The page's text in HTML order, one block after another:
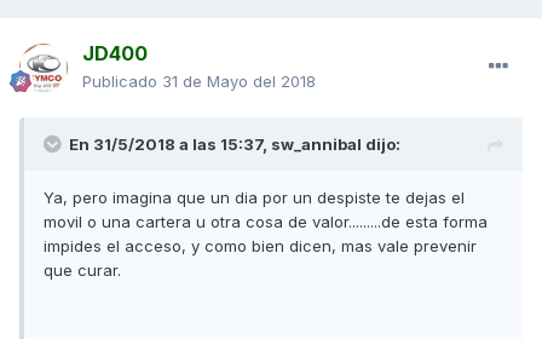
JD400
Publicado 31 de Mayo del 2018
En 31/5/2018 a las 15:37, sw_annibal dijo:
Ya, pero imagina que un dia por un despiste te dejas el
movil o una cartera u otra cosa de valor.........de esta forma
impides el acceso, y como bien dicen, mas vale prevenir
que curar.